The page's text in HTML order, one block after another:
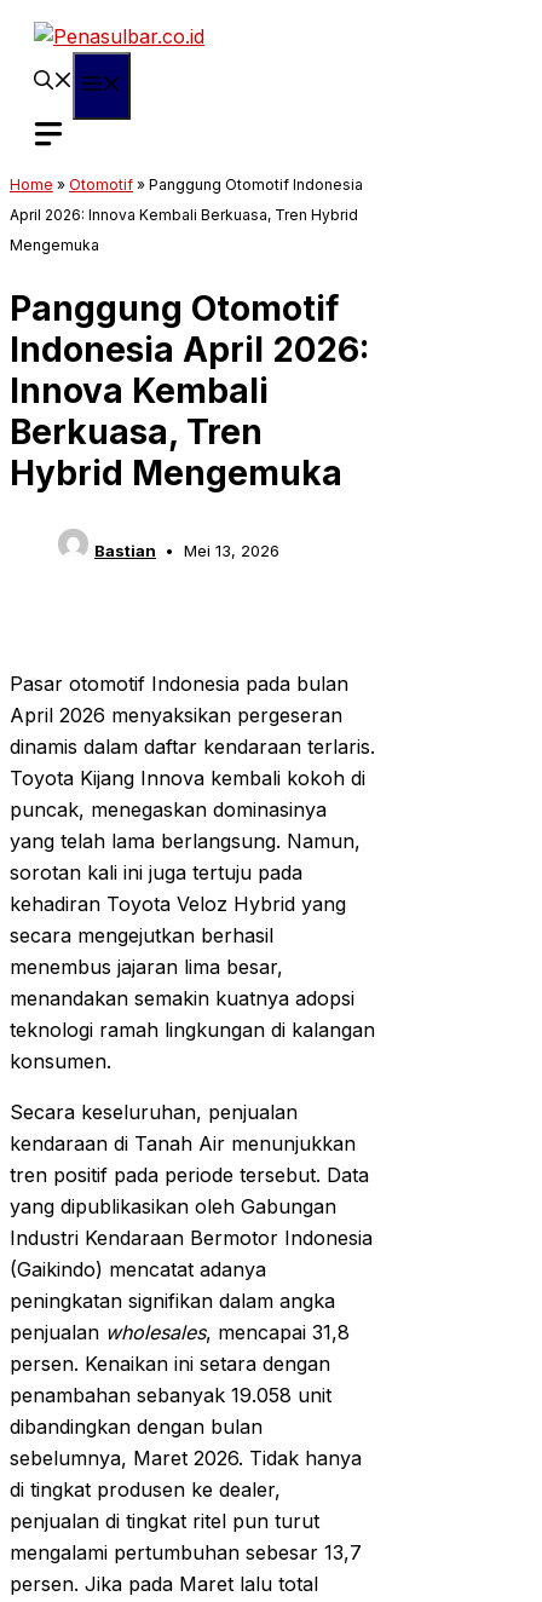
Langsung
Home » Otomotif » Panggung Otomotif Indonesia
April 2026: Innova Kembali Berkuasa, Tren Hybrid
Mengemuka
Panggung Otomotif
Indonesia April 2026:
Innova Kembali
Berkuasa, Tren
Hybrid Mengemuka
Bastian Mei 13, 2026
Pasar otomotif Indonesia pada bulan
April 2026 menyaksikan pergeseran
dinamis dalam daftar kendaraan terlaris.
Toyota Kijang Innova kembali kokoh di
puncak, menegaskan dominasinya
yang telah lama berlangsung. Namun,
sorotan kali ini juga tertuju pada
kehadiran Toyota Veloz Hybrid yang
secara mengejutkan berhasil
menembus jajaran lima besar,
menandakan semakin kuatnya adopsi
teknologi ramah lingkungan di kalangan
konsumen.
Secara keseluruhan, penjualan
kendaraan di Tanah Air menunjukkan
tren positif pada periode tersebut. Data
yang dipublikasikan oleh Gabungan
Industri Kendaraan Bermotor Indonesia
(Gaikindo) mencatat adanya
peningkatan signifikan dalam angka
penjualan wholesales, mencapai 31,8
persen. Kenaikan ini setara dengan
penambahan sebanyak 19.058 unit
dibandingkan dengan bulan
sebelumnya, Maret 2026. Tidak hanya
di tingkat produsen ke dealer,
penjualan di tingkat ritel pun turut
mengalami pertumbuhan sebesar 13,7
persen. Jika pada Maret lalu total